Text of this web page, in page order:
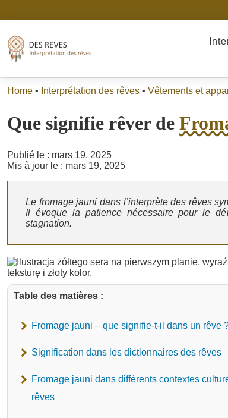
Home • Interprétation des rêves • Vêtements et
Que signifie rêver de
Publié le : mars 19, 2025
Mis à jour le : mars 19, 2025
Le fromage jauni dans l’interprète des rêves
Il évoque la patience nécessaire pour le
stagnation.
Table des matières :
Fromage jauni – que signifie-t-il dans un rêve
Signification dans les dictionnaires des rêves
Fromage jauni dans différents contextes
rêves